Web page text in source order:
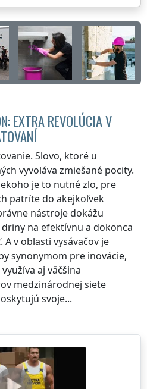
EXTRA REVOLÚCIA V
Slovo, ktoré u
vyvoláva zmiešané pocity.
je to nutné zlo, pre
patríte do akejkoľvek
nástroje dokážu
na efektívnu a dokonca
v oblasti vysávačov je
synonymom pre inovácie,
aj väčšina
medzinárodnej siete
svoje...